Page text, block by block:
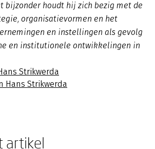
bijzonder houdt hij zich bezig met de
organisatievormen en het
en instellingen als gevolg
en institutionele ontwikkelingen in
Strikwerda
Hans Strikwerda
artikel